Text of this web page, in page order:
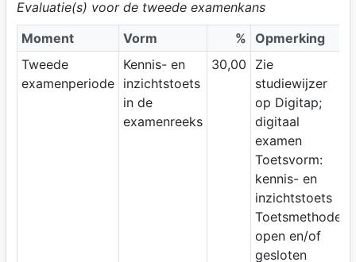
Evaluatie(s) voor de tweede examenkans
Moment
Vorm % Opmerking
Tweede
examenperiode
Kennis- en
inzichtstoets
in de
examenreeks
30,00
Zie
studiewijzer
op Digitap;
digitaal
examen
Toetsvorm:
kennis- en
inzichtstoets
Toetsmethode:
open en/of
gesloten